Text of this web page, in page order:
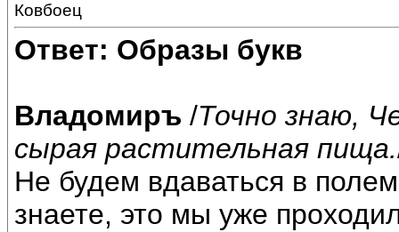
Ковбоец
Ответ: Образы букв
Владомиръ /Точно знаю,
сырая растительная пища.
Не будем вдаваться в
знаете, это мы уже